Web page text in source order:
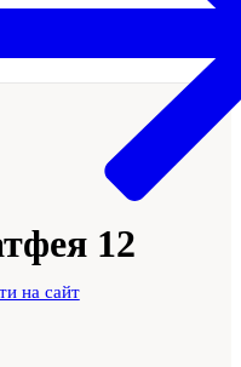
на сайт
12